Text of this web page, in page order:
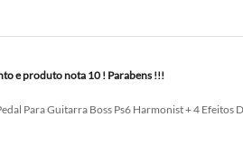
e produto nota 10 ! Parabens !!!
Para Guitarra Boss Ps6 Harmonist + 4 Efeitos